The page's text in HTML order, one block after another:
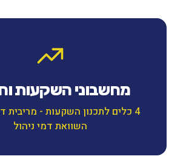
מחשבוני השקעות
4 כלים לתכנון השקעות - מריבית
השוואת דמי ניהול